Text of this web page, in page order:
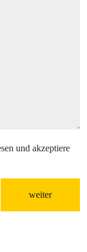
und akzeptiere
weiter